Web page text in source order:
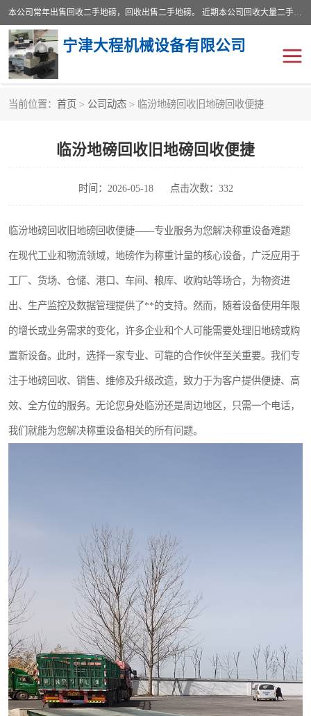
本公司常年出售回收二手地磅，回收出售二手地磅。 近期本公司回收大量二手地磅，型号齐全，宽度从2米到3.5米，长度5米到25米，承重吨位从10到200吨，成色7—9成新。 ? 使用年限6个月至2年，产品来源于个人闲置品，工矿企业停用品，因小换大而来。 精准度和新的一样， 二手地磅是内行人的选择，打个电话就省钱朋友您好等什么
宁津大程机械设备有限公司
当前位置： 首页 > 公司动态 > 临汾地磅回收旧地磅回收便捷
临汾地磅回收旧地磅回收便捷
时间：2026-05-18 点击次数：332
临汾地磅回收旧地磅回收便捷——专业服务为您解决称重设备难题
在现代工业和物流领域，地磅作为称重计量的核心设备，广泛应用于
工厂、货场、仓储、港口、车间、粮库、收购站等场合，为物资进
出、生产监控及数据管理提供了**的支持。然而，随着设备使用年限
的增长或业务需求的变化，许多企业和个人可能需要处理旧地磅或购
置新设备。此时，选择一家专业、可靠的合作伙伴至关重要。我们专
注于地磅回收、销售、维修及升级改造，致力于为客户提供便捷、高
效、全方位的服务。无论您身处临汾还是周边地区，只需一个电话，
我们就能为您解决称重设备相关的所有问题。
地磅传感器 废纸打包机
食品烘干机
装载机电子秤 输送机
半自动输送机 全自动输送机
撕碎机 木材撕碎机
塑料撕碎机 金属撕碎机